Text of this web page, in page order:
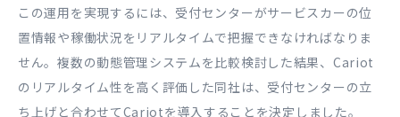
この運用を実現するには、受付センターがサービスカーの位
置情報や稼働状況をリアルタイムで把握できなければなりま
せん。複数の動態管理システムを比較検討した結果、Cariot
のリアルタイム性を高く評価した同社は、受付センターの立
ち上げと合わせてCariotを導入することを決定しました。